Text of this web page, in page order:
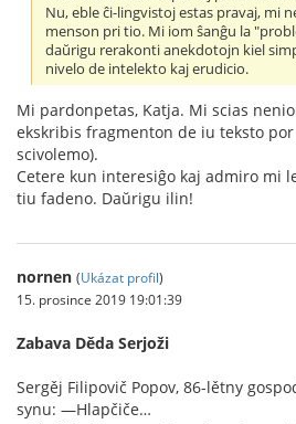
Nu, eble ĉi-lingvistoj estas pravaj, mi
menson pri tio. Mi iom ŝanĝu la
daŭrigu rerakonti anekdotojn kiel
nivelo de intelekto kaj erudicio.
Mi pardonpetas, Katja. Mi scias
ekskribis fragmenton de iu teksto
scivolemo).
Cetere kun interesiĝo kaj admiro mi
tiu fadeno. Daŭrigu ilin!
nornen (Ukázat profil)
15. prosince 2019 19:01:39
Zabava Děda Serjoži
Sergěj Filipovič Popov, 86-lětny
synu: —Hlapčiče…